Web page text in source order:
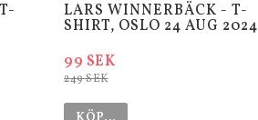
LARS WINNERBÄCK - T-
SHIRT, OSLO 24 AUG 2024
249 SEK
99 SEK